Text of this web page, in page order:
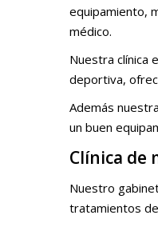
equipamiento,
médico.
Nuestra clínica
deportiva,
Además
un buen
Clínica de
Nuestro
tratamientos